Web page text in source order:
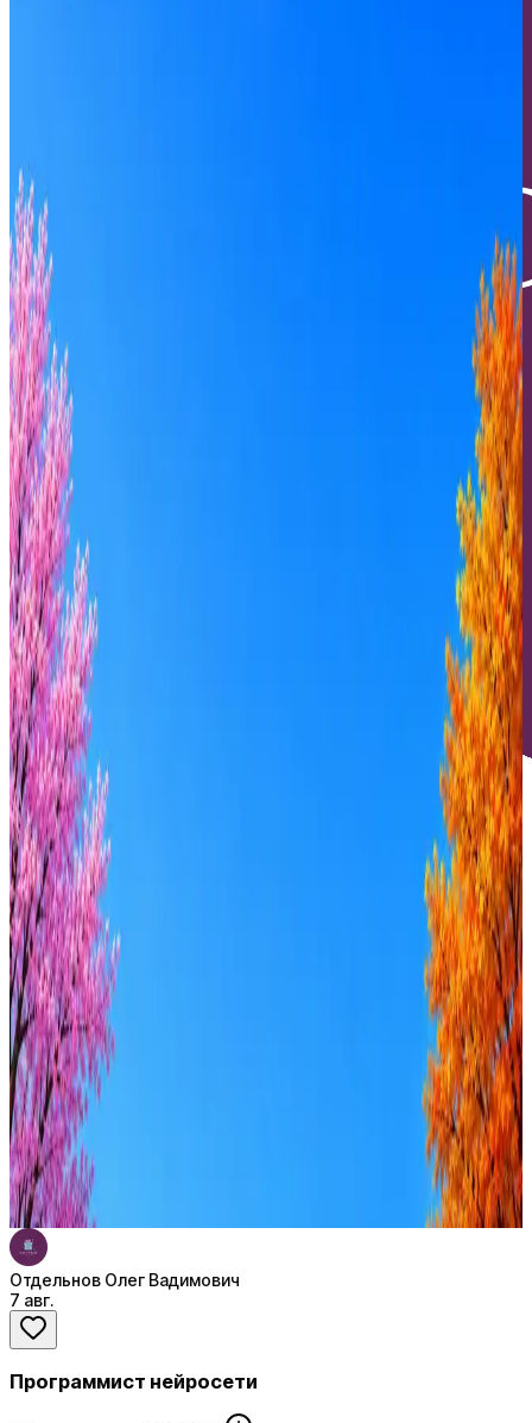
Отдельнов Олег Вадимович
1активная вакансия
Оффер быстрее с Эйч
Стратегия поиска с AI: рынки, позиции, вилка, каналы
Ежедневный подбор из 600+ источников
AI генерация сопроводительных писем
Отдельнов Олег Вадимович
7 авг.
Программист нейросети